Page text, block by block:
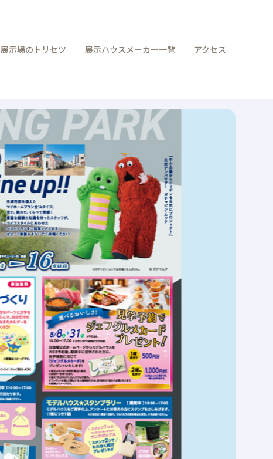
展示場のトリセツ 展示ハウスメーカー一覧 アクセス